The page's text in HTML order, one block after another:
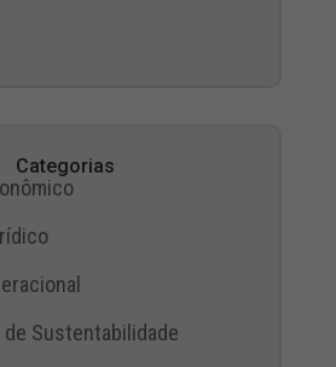
Categorias
de Sustentabilidade